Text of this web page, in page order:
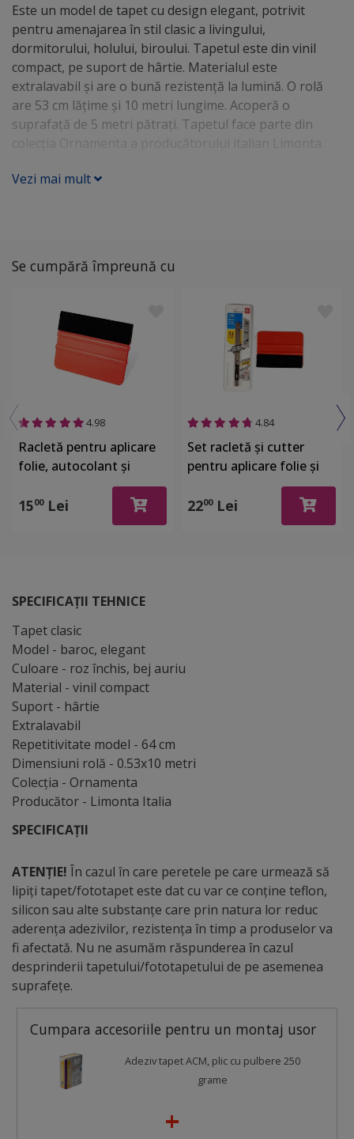
Este un model de tapet cu design elegant, potrivit
pentru amenajarea în stil clasic a livingului,
dormitorului, holului, biroului. Tapetul este din vinil
compact, pe suport de hârtie. Materialul este
extralavabil şi are o bună rezistenţă la lumină. O rolă
are 53 cm lăţime şi 10 metri lungime. Acoperă o
suprafaţă de 5 metri pătraţi. Tapetul face parte din
colecţia Ornamenta a producătorului italian Limonta.
Vezi mai mult
Se cumpără împreună cu
4.98
Racletă pentru aplicare
folie, autocolant şi
stickere, din plastic cu o
latură cu pâslă
1500Lei
4.84
Set racletă şi cutter
pentru aplicare folie şi
2200Lei
SPECIFICAȚII TEHNICE
Tapet clasic
Model - baroc, elegant
Culoare - roz închis, bej auriu
Material - vinil compact
Suport - hârtie
Extralavabil
Repetitivitate model - 64 cm
Dimensiuni rolă - 0.53x10 metri
Colecţia - Ornamenta
Producător - Limonta Italia
SPECIFICAȚII
ATENȚIE! În cazul în care peretele pe care urmează să
lipiți tapet/fototapet este dat cu var ce conține teflon,
silicon sau alte substanțe care prin natura lor reduc
aderența adezivilor, rezistența în timp a produselor va
fi afectată. Nu ne asumăm răspunderea în cazul
desprinderii tapetului/fototapetului de pe asemenea
suprafețe.
Cumpara accesoriile pentru un montaj usor
Adeziv tapet ACM, plic cu pulbere 250
grame